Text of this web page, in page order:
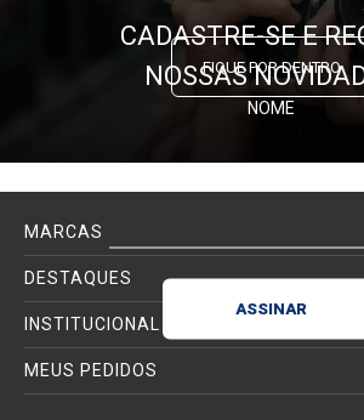
FIQUE POR DENTRO
CADASTRE-SE E
NOSSAS
NOME
MARCAS
DESTAQUES
INSTITUCIONAL
MEUS PEDIDOS